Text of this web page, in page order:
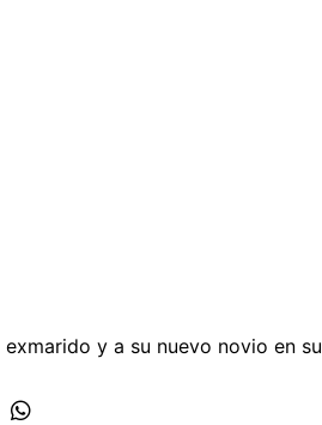
exmarido y a su nuevo novio en su